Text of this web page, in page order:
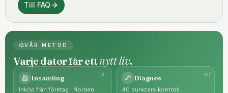
Till FAQ
VÅR METOD
Varje dator får ettnytt liv.
01
Insamling
Inköp från företag i Norden.
02
Diagnos
40 punkters kontroll.